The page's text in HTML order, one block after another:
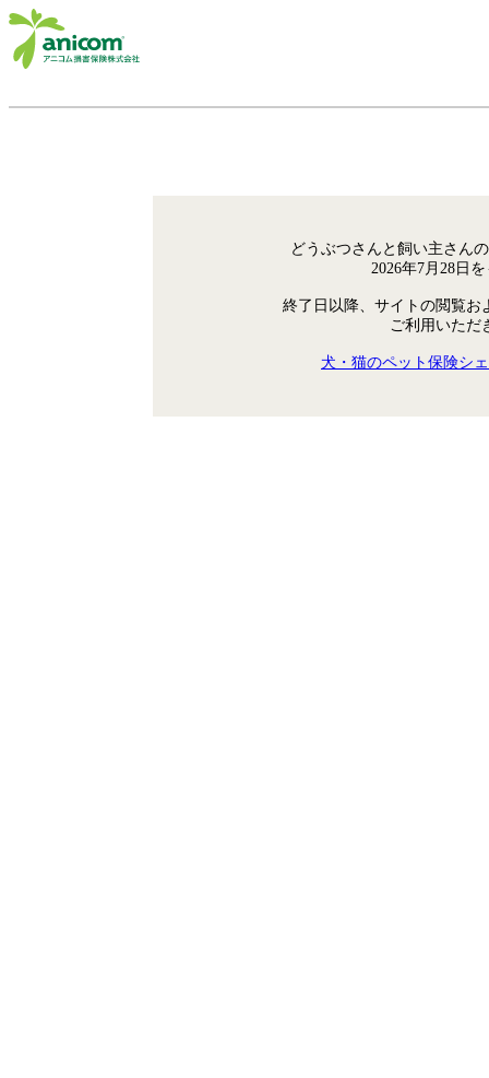
どうぶつさんと飼い主さん
2026年7月28日
終了日以降、サイトの閲覧お
ご利用いただ
犬・猫のペット保険シ